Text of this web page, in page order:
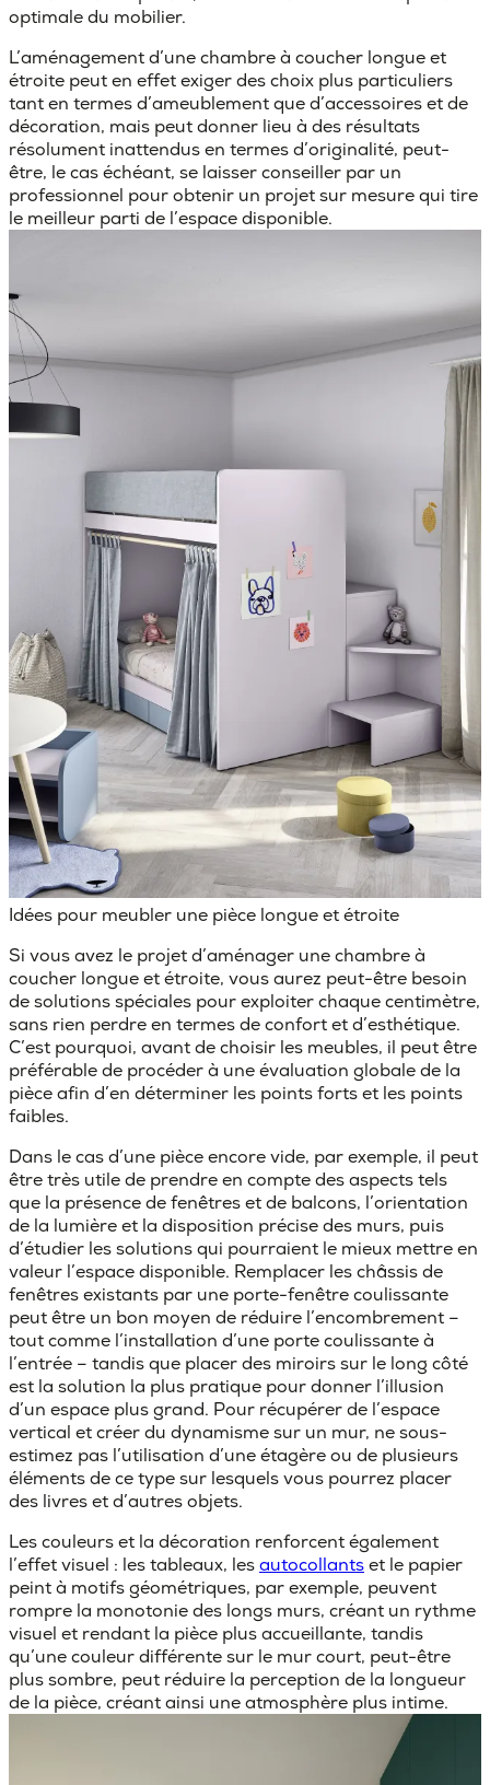
optimale du mobilier.
L’aménagement d’une chambre à coucher longue et
étroite peut en effet exiger des choix plus particuliers
tant en termes d’ameublement que d’accessoires et de
décoration, mais peut donner lieu à des résultats
résolument inattendus en termes d’originalité, peut-
être, le cas échéant, se laisser conseiller par un
professionnel pour obtenir un projet sur mesure qui tire
le meilleur parti de l’espace disponible.
Idées pour meubler une pièce longue et étroite
Si vous avez le projet d’aménager une chambre à
coucher longue et étroite, vous aurez peut-être besoin
de solutions spéciales pour exploiter chaque centimètre,
sans rien perdre en termes de confort et d’esthétique.
C’est pourquoi, avant de choisir les meubles, il peut être
préférable de procéder à uneévaluation globale de la
pièceafin d’en déterminer les points forts et les points
faibles.
Dans le cas d’une pièce encore vide, par exemple, il peut
être très utile de prendre en compte des aspects tels
que la présence de fenêtres et de balcons, l’orientation
de la lumière et la disposition précise des murs, puis
d’étudier les solutions qui pourraient le mieux mettre en
valeur l’espace disponible. Remplacer les châssis de
fenêtresexistants par une porte-fenêtre coulissante
peut être un bon moyen de réduire l’encombrement –
tout comme l’installation d’une porte coulissante à
l’entrée – tandis que placer des miroirs sur le long côté
est la solution la plus pratique pour donner l’illusion
d’un espace plus grand. Pour récupérer de l’espace
vertical et créer du dynamisme sur un mur, ne sous-
estimez pas l’utilisation d’une étagère ou de plusieurs
éléments de ce type sur lesquels vous pourrez placer
des livres et d’autres objets.
Lescouleurs et la décoration renforcent également
l’effet visuel : les tableaux, lesautocollantset le papier
peint à motifs géométriques, par exemple, peuvent
rompre la monotonie des longs murs, créant un rythme
visuel et rendant la pièce plus accueillante, tandis
qu’une couleur différente sur le mur court, peut-être
plus sombre, peut réduire la perception de la longueur
de la pièce, créant ainsi une atmosphère plus intime.